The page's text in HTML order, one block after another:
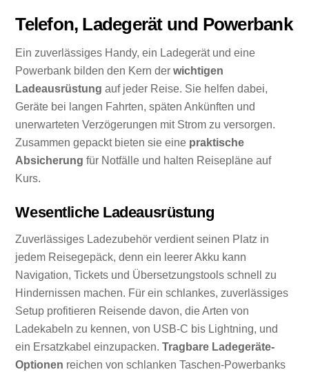
Telefon, Ladegerät und Powerbank
Ein zuverlässiges Handy, ein Ladegerät und eine
Powerbank bilden den Kern derwichtigen
Ladeausrüstung auf jeder Reise. Sie helfen dabei,
Geräte bei langen Fahrten, späten Ankünften und
unerwarteten Verzögerungen mit Strom zu versorgen.
Zusammen gepackt bieten sie eine praktische
Absicherung für Notfälle und halten Reisepläne auf
Kurs.
Wesentliche Ladeausrüstung
Zuverlässiges Ladezubehör verdient seinen Platz in
jedem Reisegepäck, denn ein leerer Akku kann
Navigation, Tickets und Übersetzungstools schnell zu
Hindernissen machen. Für ein schlankes, zuverlässiges
Setup profitieren Reisende davon, die Arten von
Ladekabeln zu kennen, von USB-C bis Lightning, und
ein Ersatzkabel einzupacken.Tragbare Ladegeräte-
Optionen reichen von schlanken Taschen-Powerbanks